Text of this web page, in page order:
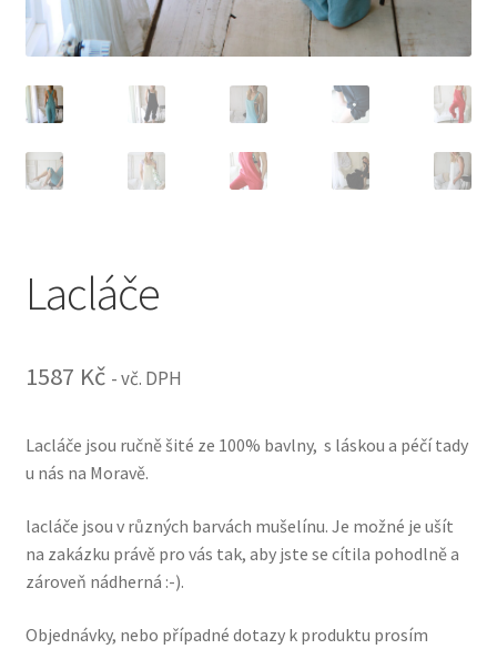
Lacláče
1587 Kč - vč. DPH
Lacláče jsou ručně šité ze 100% bavlny, s láskou a péčí tady
u nás na Moravě.
lacláče jsou v různých barvách mušelínu. Je možné je ušít
na zakázku právě pro vás tak, aby jste se cítila pohodlně a
zároveň nádherná :-).
Objednávky, nebo případné dotazy k produktu prosím